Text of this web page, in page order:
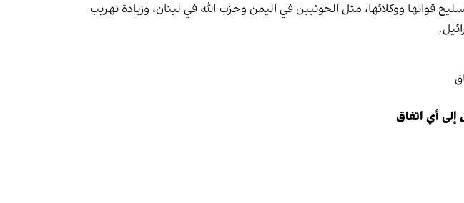
ووكلائها، مثل الحوثيين في اليمن وحزب الله في لبنان، وزيادة تهريب
أي اتفاق